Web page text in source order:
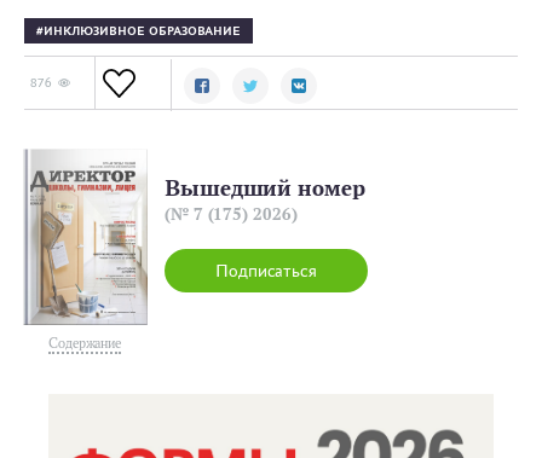
ИНКЛЮЗИВНОЕ ОБРАЗОВАНИЕ
876
Содержание
Подписаться
Вышедший номер
(№ 7 (175) 2026)